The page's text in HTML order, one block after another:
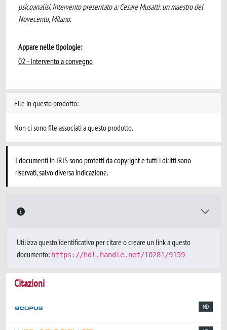
psicoanalisi. Intervento presentato a: Cesare Musatti: un maestro del
Novecento, Milano.
Appare nelle tipologie:
02 - Intervento a convegno
File in questo prodotto:
Non ci sono file associati a questo prodotto.
I documenti in IRIS sono protetti da copyright e tutti i diritti sono
riservati, salvo diversa indicazione.
Utilizza questo identificativo per citare o creare un link a questo
documento: https://hdl.handle.net/10281/9159
Citazioni
ND